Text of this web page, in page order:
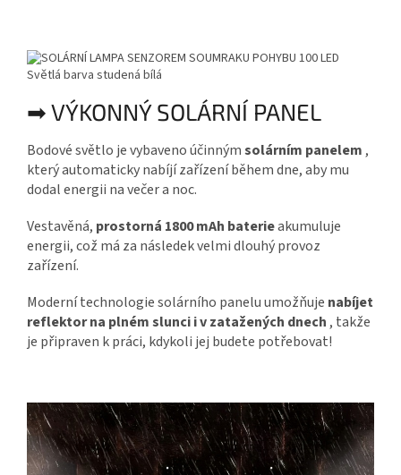
➡ VÝKONNÝ SOLÁRNÍ PANEL
Bodové světlo je vybaveno účinnýmsolárním panelem ,
který automaticky nabíjí zařízení během dne, aby mu
dodal energii na večer a noc.
Vestavěná, prostorná 1800 mAh baterieakumuluje
energii, což má za následek velmi dlouhý provoz
zařízení.
Moderní technologie solárního panelu umožňuje nabíjet
reflektor na plném slunci i v zatažených dnech , takže
je připraven k práci, kdykoli jej budete potřebovat!